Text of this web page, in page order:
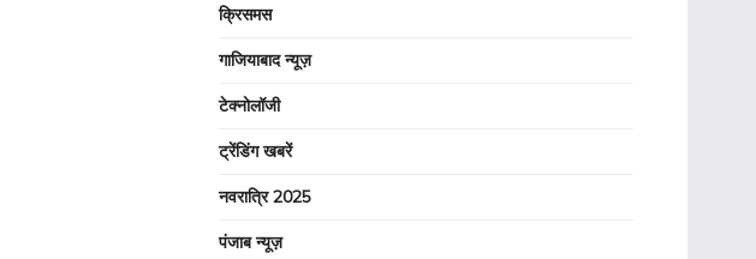
क्रिसमस
गाजियाबाद न्यूज़
टेक्नोलॉजी
ट्रेंडिंग खबरें
नवरात्रि 2025
पंजाब न्यूज़